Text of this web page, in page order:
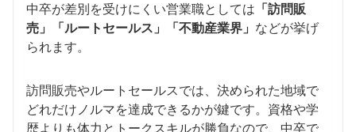
中卒が差別を受けにくい営業職としては 「訪問販
売」「ルートセールス」「不動産業界」 などが挙げ
られます。
訪問販売やルートセールスでは、決められた地域で
どれだけノルマを達成できるかが鍵です。資格や学
歴よりも体力とトークスキルが勝負なので、中卒で